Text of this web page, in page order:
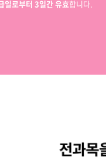
일로부터 3일간 유효합니다.